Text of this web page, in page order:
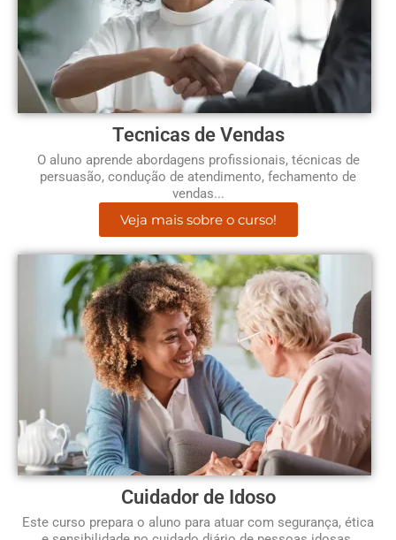
Tecnicas de Vendas
O aluno aprende abordagens profissionais, técnicas de
persuasão, condução de atendimento, fechamento de
vendas...
Veja mais sobre o curso!
Cuidador de Idoso
Este curso prepara o aluno para atuar com segurança, ética